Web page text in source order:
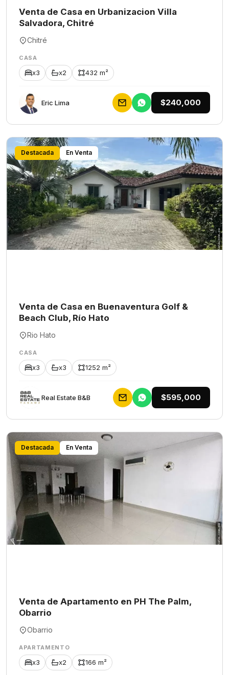
Venta de Casa en Urbanizacion Villa
Salvadora, Chitré
Chitré
CASA
x3 x2 432 m²
Eric Lima $240,000
Destacada En Venta
Venta de Casa en Buenaventura Golf &
Beach Club, Río Hato
Rio Hato
CASA
x3 x3 1252 m²
Rеаl Еstаtе В&В $595,000
Destacada En Venta
Venta de Apartamento en PH The Palm,
Obarrio
Obarrio
APARTAMENTO
x3 x2 166 m²